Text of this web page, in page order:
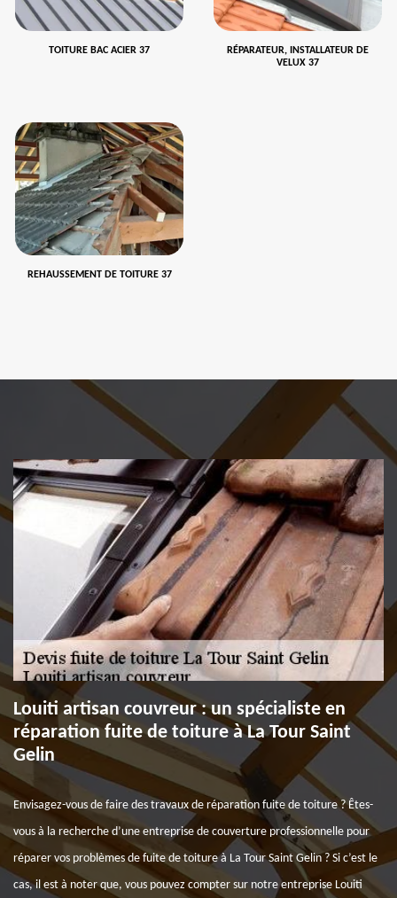
TOITURE BAC ACIER 37
RÉPARATEUR, INSTALLATEUR DE
VELUX 37
REHAUSSEMENT DE TOITURE 37
Louiti artisan couvreur : un spécialiste en
réparation fuite de toiture à La Tour Saint
Gelin
Envisagez-vous de faire des travaux de réparation fuite de toiture ? Êtes-
vous à la recherche d’une entreprise de couverture professionnelle pour
réparer vos problèmes de fuite de toiture à La Tour Saint Gelin ? Si c’est le
cas, il est à noter que, vous pouvez compter sur notre entreprise Louiti